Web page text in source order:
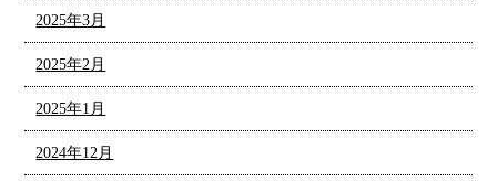
2025年3月
2025年2月
2025年1月
2024年12月